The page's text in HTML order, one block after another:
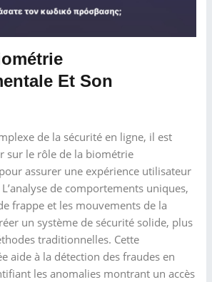
Et Son
de la sécurité en ligne, il est
sur le rôle de la biométrie
assurer une expérience utilisateur
de comportements uniques,
frappe et les mouvements de la
un système de sécurité solide, plus
traditionnelles. Cette
aide à la détection des fraudes en
les anomalies montrant un accès